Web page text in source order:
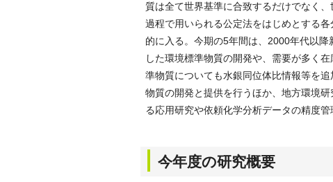
質は全て世界基準に合致するだけでなく
過程で用いられる公定法をはじめとする
的に入る。今期の5年間は、2000年代以
した環境標準物質の開発や、需要が多く
準物質についても水銀同位体比情報等を
物質の開発と提供を行うほか、地方環境
る応用研究や依頼化学分析データの精度管
今年度の研究概要